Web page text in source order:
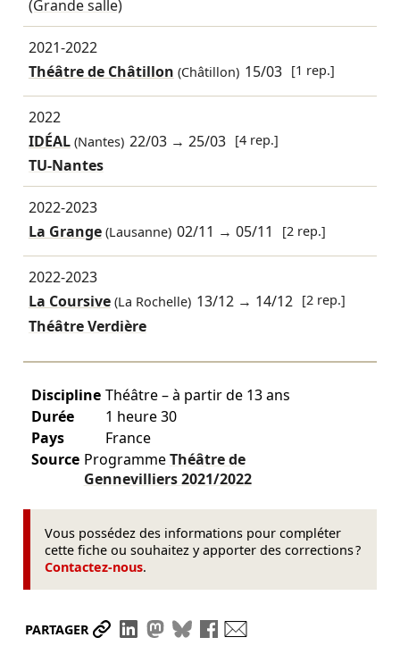
(Grande salle)
2021-2022
Théâtre de Châtillon (Châtillon) 15/03 [1 rep.]
2022
IDÉAL(Nantes) 22/03 →25/03 [4 rep.]
TU-Nantes
2022-2023
La Grange(Lausanne) 02/11 →05/11 [2 rep.]
2022-2023
La Coursive(La Rochelle) 13/12 → 14/12 [2 rep.]
Théâtre Verdière
Discipline Théâtre – à partir de 13 ans
Durée
1 heure 30
Pays
France
Source ProgrammeThéâtre de
Gennevilliers2021/2022
Vous possédez des informations pour compléter
cette fiche ou souhaitez y apporter des corrections ?
Contactez-nous.
PARTAGER Partager le lien
Partager sur LinkedIn
Partager sur Mastodon
Partager sur Bluesky
Partager sur Facebook